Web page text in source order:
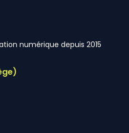
numérique depuis 2015